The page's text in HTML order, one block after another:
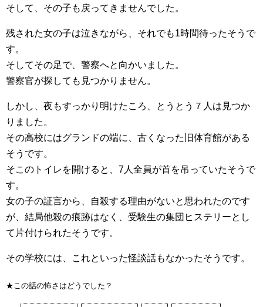
そして、その子も戻ってきませんでした。
残された女の子は泣きながら、それでも1時間待ったそうで
す。
そしてその足で、警察へと向かいました。
警察官が探しても見つかりません。
しかし、夜もすっかり明けたころ、とうとう７人は見つか
りました。
その高校にはグランドの端に、古くなった旧体育館がある
そうです。
そこのトイレを開けると、7人全員が首を吊っていたそうで
す。
女の子の証言から、自殺する理由がないと思われたのです
が、結局他殺の痕跡はなく、受験生の集団ヒステリーとし
て片付けられたそうです。
その学校には、これといった怪談話もなかったそうです。
★この話の怖さはどうでした？